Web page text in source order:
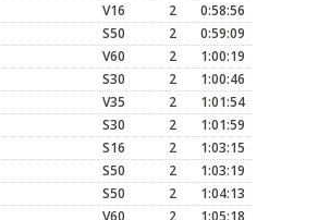
V16 2
0:58:56
S50 2
0:59:09
V60 2
1:00:19
S30 2
1:00:46
V35 2
1:01:54
S30 2
1:01:59
S16 2
1:03:15
S50 2
1:03:19
S50 2
1:04:13
V60 2 1:05:18